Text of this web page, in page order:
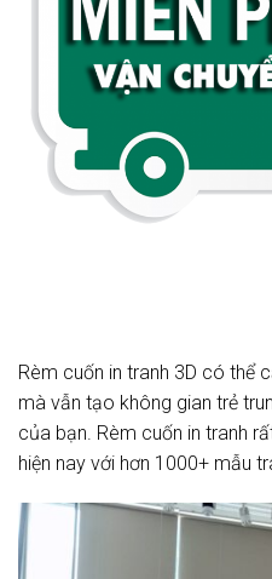
Rèm cuốn in tranh 3D có thể
mà vẫn tạo không gian trẻ
của bạn. Rèm cuốn in tranh
hiện nay với hơn 1000+ mẫu